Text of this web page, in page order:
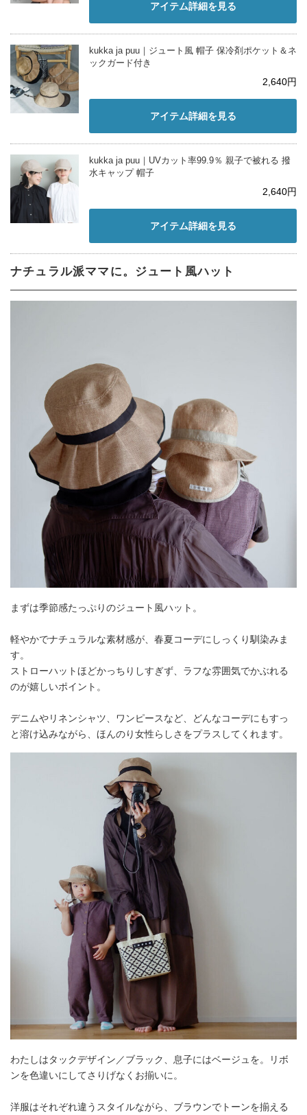
アイテム詳細を見る
kukka ja puu｜ジュート風 帽子 保冷剤ポケット＆ネ
ックガード付き
2,640円
アイテム詳細を見る
kukka ja puu｜UVカット率99.9％ 親子で被れる 撥
水キャップ 帽子
2,640円
アイテム詳細を見る
ナチュラル派ママに。ジュート風ハット
まずは季節感たっぷりのジュート風ハット。
軽やかでナチュラルな素材感が、春夏コーデにしっくり馴染みま
す。
ストローハットほどかっちりしすぎず、ラフな雰囲気でかぶれる
のが嬉しいポイント。
デニムやリネンシャツ、ワンピースなど、どんなコーデにもすっ
と溶け込みながら、ほんのり女性らしさをプラスしてくれます。
わたしはタックデザイン／ブラック、息子にはベージュを。リボ
ンを色違いにしてさりげなくお揃いに。
洋服はそれぞれ違うスタイルながら、ブラウンでトーンを揃える